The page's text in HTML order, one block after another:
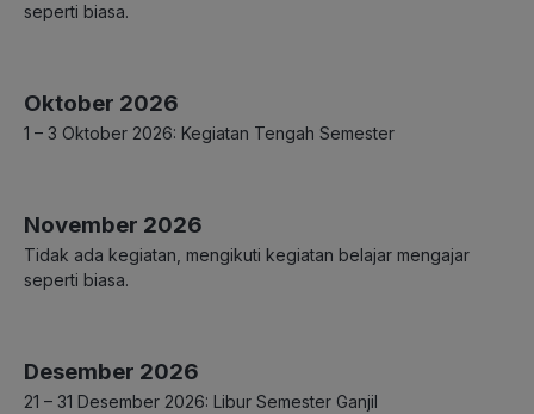
seperti biasa.
Oktober 2026
1 – 3 Oktober 2026: Kegiatan Tengah Semester
November 2026
Tidak ada kegiatan, mengikuti kegiatan belajar mengajar
seperti biasa.
Desember 2026
21 – 31 Desember 2026: Libur Semester Ganjil